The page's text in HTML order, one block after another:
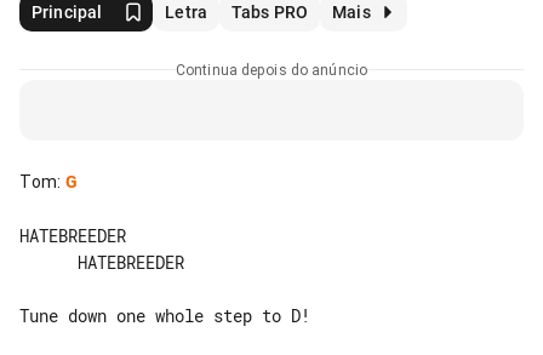
Principal Letra Tabs PRO Mais
Continua depois do anúncio
Tom: G
HATEBREEDER
Tune down one whole step to D!